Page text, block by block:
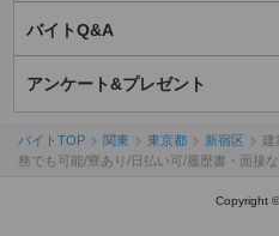
バイトQ&A
アンケート&プレゼント
バイトTOP 関東 東京都 新宿区
建
務でも可能/寮あり/日払い可/履歴書・面接な
Copyright